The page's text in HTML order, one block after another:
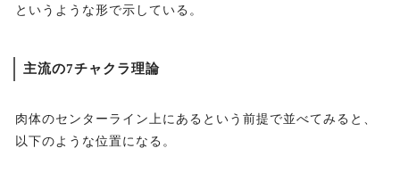
というような形で示している。
主流の7チャクラ理論
肉体のセンターライン上にあるという前提で並べてみると、
以下のような位置になる。